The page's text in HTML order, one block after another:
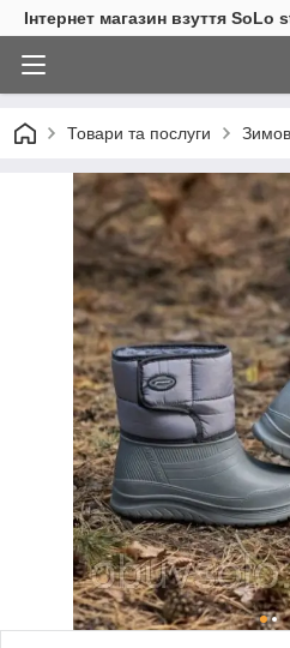
Інтернет магазин взуття
Товари та послуги